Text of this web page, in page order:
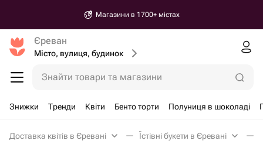
Магазини в 1700+ містах
Єреван
Місто, вулиця, будинок
Знайти товари та магазини
Знижки Тренди Квіти Бенто торти Полуниця в шоколаді
Доставка квітів в Єревані Їстівні букети в Єревані